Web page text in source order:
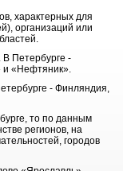
характерных для
организаций или
Петербурге -
и «Нефтяник».
- Финляндия,
то по данным
регионов, на
городов